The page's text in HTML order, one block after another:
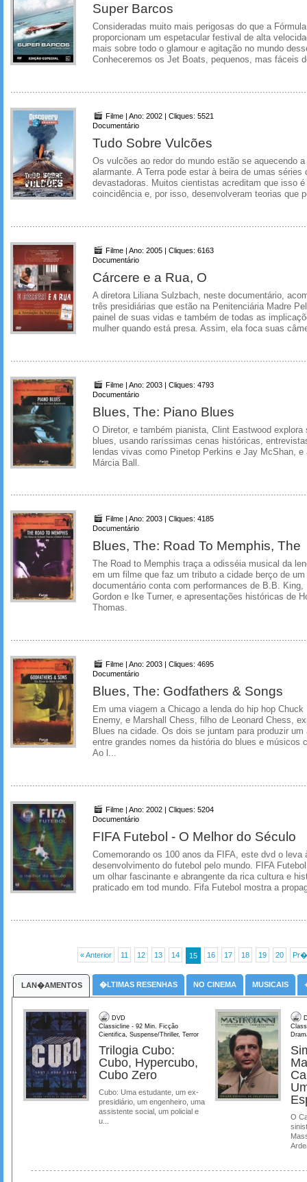
Super Barcos
Consideradas muito mais perigosas do que a
proporcionam um espetacular festival de alta
mais sobre todo o glamour e agitação no mundo
Conheceremos os Jet Boats, pequenos, mas fáceis
Filme | Ano: 2002 | Cliques: 5521
Documentário
Tudo Sobre Vulcões
Os vulcões ao redor do mundo estão se aquecendo
alarmante. A Terra pode estar à beira de umas
devastadoras. Muitos cientistas acreditam que isso
coincidência e, por isso, desenvolveram teorias que
Filme | Ano: 2005 | Cliques: 6163
Documentário
Cárcere e a Rua, O
A diretora Liliana Sulzbach, neste documentário,
três presidiárias que estão na Penitenciária Madre
painel de suas vidas e também de todas as
mulher quando está presa. Assim, ela foca suas
Filme | Ano: 2003 | Cliques: 4793
Documentário
Blues, The: Piano Blues
O Diretor, e também pianista, Clint Eastwood explora
blues, usando raríssimas cenas históricas,
lendas vivas como Pinetop Perkins e Jay McShan, e
Márcia Ball.
Filme | Ano: 2003 | Cliques: 4185
Documentário
Blues, The: Road To Memphis, The
The Road to Memphis traça a odisséia musical da
em um filme que faz um tributo a cidade berço de
documentário conta com performances de B.B.
Gordon e Ike Turner, e apresentações históricas de
Thomas.
Filme | Ano: 2003 | Cliques: 4695
Documentário
Blues, The: Godfathers & Songs
Em uma viagem a Chicago a lenda do hip hop
Enemy, e Marshall Chess, filho de Leonard Chess,
Blues na cidade. Os dois se juntam para produzir
entre grandes nomes da história do blues e músicos
Ao l...
Filme | Ano: 2002 | Cliques: 5204
Documentário
FIFA Futebol - O Melhor do Século
Comemorando os 100 anos da FIFA, este dvd o leva
desenvolvimento do futebol pelo mundo. FIFA
um olhar fascinante e abrangente da rica cultura e
praticado em tod mundo. Fifa Futebol mostra a
« Anterior 11 12 13 14 15 16 17 18 19 20
LAN�AMENTOS �LTIMAS RESENHAS NO CINEMA MUSICAIS
DVD
Classicline - 92 Min. Ficção
Cientifica, Suspense/Thriller, Terror
Trilogia Cubo:
Cubo, Hypercubo,
Cubo Zero
Cubo: Uma estudante, um ex-
presidiário, um engenheiro, uma
assistente social, um policial e
u...
O